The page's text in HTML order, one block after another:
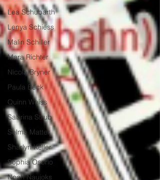
Lea Schubarth
Lenya Schiess
Malin Schiller
Mara Richter
Nicola Bryner
Paula Beck
Quinn Weiss
Sabrina Strub
Selma Matter
Sharlyn Keller
Sophia Osorio
Noah Naujoks